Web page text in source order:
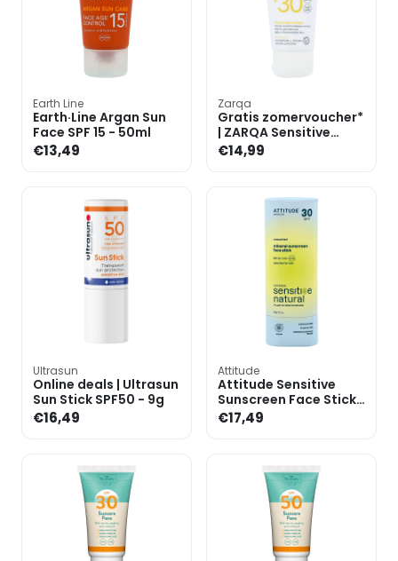
Earth Line
Earth·Line Argan Sun
Face SPF 15 - 50ml
€13,49
Zarqa
Gratis zomervoucher*
| ZARQA Sensitive
Sunlotion SPF30 -
50ml
€14,99
Ultrasun
Online deals | Ultrasun
Sun Stick SPF50 - 9g
€16,49
Attitude
Attitude Sensitive
Sunscreen Face Stick
Unscented SPF30 -
20g
€17,49